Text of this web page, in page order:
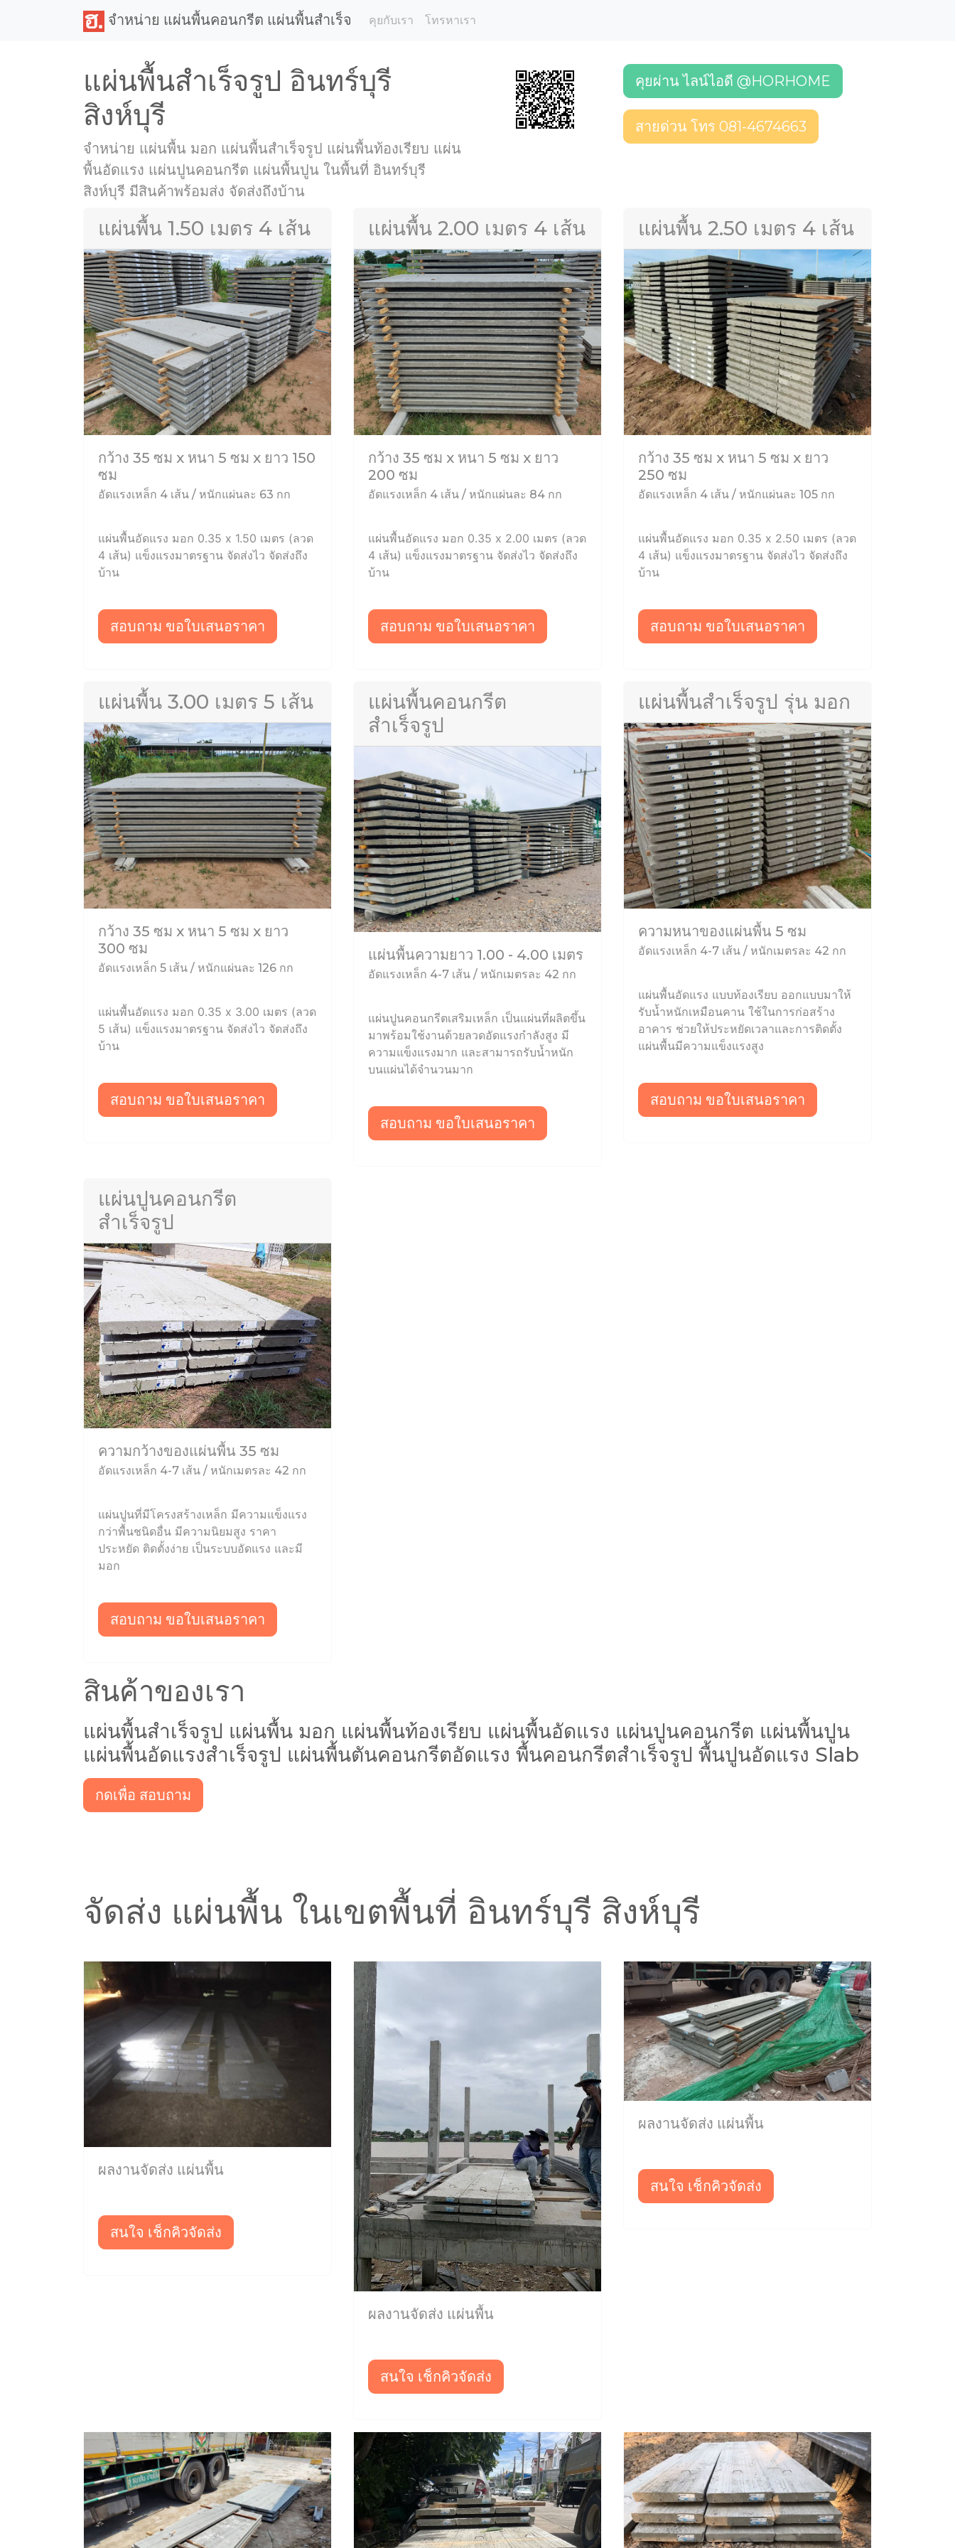
จำหน่าย แผ่นพื้นคอนกรีต แผ่นพื้นสำเร็จ คุยกับเรา โทรหาเรา
แผ่นพื้นสำเร็จรูป อินทร์บุรี
สิงห์บุรี
จำหน่าย แผ่นพื้น มอก แผ่นพื้นสำเร็จรูป แผ่นพื้นท้องเรียบ แผ่น
พื้นอัดแรง แผ่นปูนคอนกรีต แผ่นพื้นปูน ในพื้นที่ อินทร์บุรี
สิงห์บุรี มีสินค้าพร้อมส่ง จัดส่งถึงบ้าน
คุยผ่าน ไลน์ไอดี @HORHOME
สายด่วน โทร 081-4674663
แผ่นพื้น 1.50 เมตร 4 เส้น
กว้าง 35 ซม x หนา 5 ซม x ยาว 150
ซม
อัดแรงเหล็ก 4 เส้น / หนักแผ่นละ 63 กก
แผ่นพื้นอัดแรง มอก 0.35 x 1.50 เมตร (ลวด
4 เส้น) แข็งแรงมาตรฐาน จัดส่งไว จัดส่งถึง
บ้าน
สอบถาม ขอใบเสนอราคา
แผ่นพื้น 2.00 เมตร 4 เส้น
กว้าง 35 ซม x หนา 5 ซม x ยาว
200 ซม
อัดแรงเหล็ก 4 เส้น / หนักแผ่นละ 84 กก
แผ่นพื้นอัดแรง มอก 0.35 x 2.00 เมตร (ลวด
4 เส้น) แข็งแรงมาตรฐาน จัดส่งไว จัดส่งถึง
บ้าน
สอบถาม ขอใบเสนอราคา
แผ่นพื้น 2.50 เมตร 4 เส้น
กว้าง 35 ซม x หนา 5 ซม x ยาว
250 ซม
อัดแรงเหล็ก 4 เส้น / หนักแผ่นละ 105 กก
แผ่นพื้นอัดแรง มอก 0.35 x 2.50 เมตร (ลวด
4 เส้น) แข็งแรงมาตรฐาน จัดส่งไว จัดส่งถึง
บ้าน
สอบถาม ขอใบเสนอราคา
แผ่นพื้น 3.00 เมตร 5 เส้น
กว้าง 35 ซม x หนา 5 ซม x ยาว
300 ซม
อัดแรงเหล็ก 5 เส้น / หนักแผ่นละ 126 กก
แผ่นพื้นอัดแรง มอก 0.35 x 3.00 เมตร (ลวด
5 เส้น) แข็งแรงมาตรฐาน จัดส่งไว จัดส่งถึง
บ้าน
สอบถาม ขอใบเสนอราคา
แผ่นพื้นคอนกรีต
สำเร็จรูป
แผ่นพื้นความยาว 1.00 - 4.00 เมตร
อัดแรงเหล็ก 4-7 เส้น / หนักเมตรละ 42 กก
แผ่นปูนคอนกรีตเสริมเหล็ก เป็นแผ่นที่ผลิตขึ้น
มาพร้อมใช้งานด้วยลวดอัดแรงกำลังสูง มี
ความแข็งแรงมาก และสามารถรับน้ำหนัก
บนแผ่นได้จำนวนมาก
สอบถาม ขอใบเสนอราคา
แผ่นพื้นสำเร็จรูป รุ่น มอก
ความหนาของแผ่นพื้น 5 ซม
อัดแรงเหล็ก 4-7 เส้น / หนักเมตรละ 42 กก
แผ่นพื้นอัดแรง แบบท้องเรียบ ออกแบบมาให้
รับน้ำหนักเหมือนคาน ใช้ในการก่อสร้าง
อาคาร ช่วยให้ประหยัดเวลาและการติดตั้ง
แผ่นพื้นมีความแข็งแรงสูง
สอบถาม ขอใบเสนอราคา
แผ่นปูนคอนกรีต
สำเร็จรูป
ความกว้างของแผ่นพื้น 35 ซม
อัดแรงเหล็ก 4-7 เส้น / หนักเมตรละ 42 กก
แผ่นปูนที่มีโครงสร้างเหล็ก มีความแข็งแรง
กว่าพื้นชนิดอื่น มีความนิยมสูง ราคา
ประหยัด ติดตั้งง่าย เป็นระบบอัดแรง และมี
มอก
สอบถาม ขอใบเสนอราคา
สินค้าของเรา
แผ่นพื้นสำเร็จรูป แผ่นพื้น มอก แผ่นพื้นท้องเรียบ แผ่นพื้นอัดแรง แผ่นปูนคอนกรีต แผ่นพื้นปูน
แผ่นพื้นอัดแรงสำเร็จรูป แผ่นพื้นตันคอนกรีตอัดแรง พื้นคอนกรีตสำเร็จรูป พื้นปูนอัดแรง Slab
กดเพื่อ สอบถาม
จัดส่ง แผ่นพื้น ในเขตพื้นที่ อินทร์บุรี สิงห์บุรี
ผลงานจัดส่ง แผ่นพื้น
สนใจ เช็กคิวจัดส่ง
ผลงานจัดส่ง แผ่นพื้น
สนใจ เช็กคิวจัดส่ง
ผลงานจัดส่ง แผ่นพื้น
สนใจ เช็กคิวจัดส่ง